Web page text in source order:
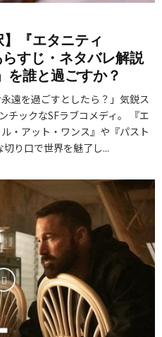
】『エタニティ
すじ・ネタバレ解説
を誰と過ごすか？
遠を過ごすとしたら？」気鋭ス
チックなSFラブコメディ。 『エ
・アット・ワンス』や『パスト
り口で世界を魅了し...